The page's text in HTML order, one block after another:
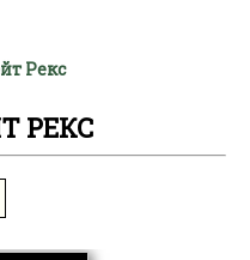
Рекс
РЕКС